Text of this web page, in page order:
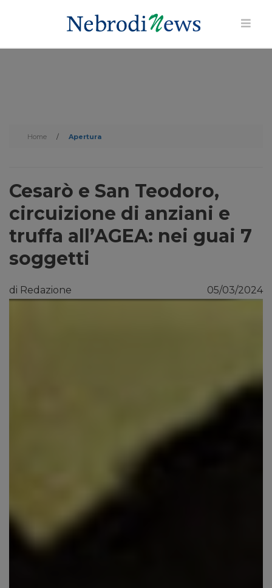
Home / Apertura
Cesarò e San Teodoro,
circuizione di anziani e
truffa all’AGEA: nei guai 7
soggetti
di Redazione 05/03/2024